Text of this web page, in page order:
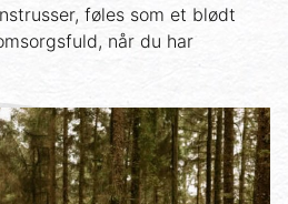
føles som et blødt
når du har